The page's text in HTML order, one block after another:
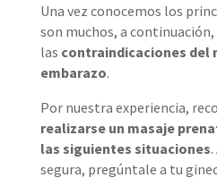
Una vez conocemos los
son muchos, a continuación,
las contraindicaciones del
embarazo.
Por nuestra experiencia,
realizarse un masaje
las siguientes situaciones
segura, pregúntale a tu